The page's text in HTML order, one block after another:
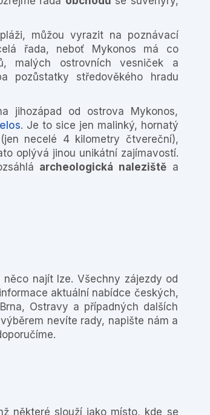
můžou vyrazit na poznávací
řada, neboť Mykonos má co
malých ostrovních vesniček a
pozůstatky středověkého hradu
jihozápad od ostrova Mykonos,
. Je to sice jen malinký, hornatý
necelé 4 kilometry čtvereční),
oplývá jinou unikátní zajímavostí.
archeologická nalezištěa
najít lze. Všechny zájezdy od
aktuální nabídce českých,
Ostravy a případných dalších
nevíte rady, napište nám a
některé slouží jako místo, kde se